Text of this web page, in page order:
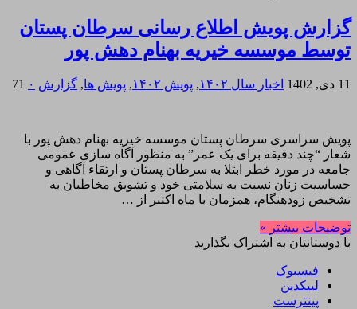
گزارش پویش اطلاع رسانی سرطان پستان
توسط موسسه خیریه بهنام دهش پور
11 دی, 1402 اخبار سال ۱۴۰۲ , پویش ۱۴۰۲ , پویش ها, گزارش ۰ 71
پویش سراسری سرطان پستان موسسه خیریه بهنام دهش پور با
شعار “چند دقیقه برای یک عمر” به منظور آگاه سازی عمومی
جامعه در مورد خطر ابتلا به سرطان پستان و ارتقاء آگاهی و
حساسیت زنان نسبت به سلامتی خود و تشویق مخاطبان به
تشخیص زودهنگام، همزمان با ماه اکتبر از …
توضیحات بیشتر »
با دوستانتان به اشتراک بگذارید
فیسبوک
لینکدین
پینترست